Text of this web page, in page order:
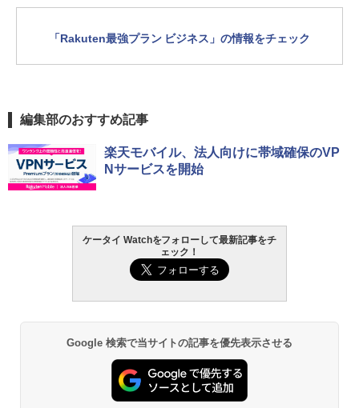
「Rakuten最強プラン ビジネス」の情報をチェック
編集部のおすすめ記事
楽天モバイル、法人向けに帯域確保のVP
Nサービスを開始
ケータイ Watchをフォローして最新記事をチ
ェック！
Google 検索で当サイトの記事を優先表示させる